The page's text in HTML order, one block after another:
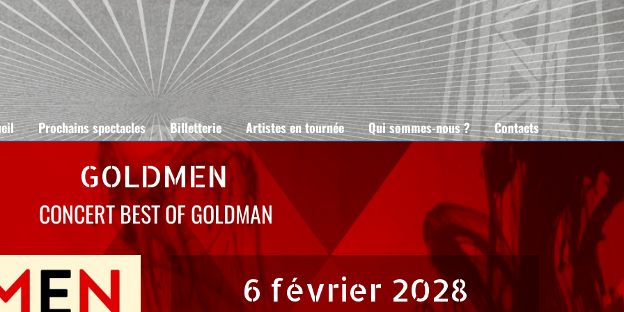
Prochains spectacles Billetterie Artistes en tournée Qui sommes-nous ? Contacts
GOLDMEN
CONCERT BEST OF GOLDMAN
6 février 2028